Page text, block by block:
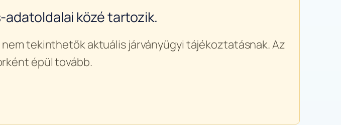
adatoldalai közé tartozik.
tekinthetők aktuális járványügyi tájékoztatásnak. Az
épül tovább.